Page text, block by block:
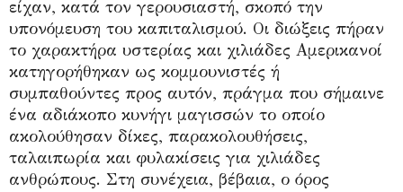
είχαν, κατά τον γερουσιαστή, σκοπό την
υπονόμευση του καπιταλισμού. Οι διώξεις πήραν
το χαρακτήρα υστερίας και χιλιάδες Αμερικανοί
κατηγορήθηκαν ως κομμουνιστές ή
συμπαθούντες προς αυτόν, πράγμα που σήμαινε
ένα αδιάκοπο κυνήγι μαγισσών το οποίο
ακολούθησαν δίκες, παρακολουθήσεις,
ταλαιπωρία και φυλακίσεις για χιλιάδες
ανθρώπους. Στη συνέχεια, βέβαια, ο όρος